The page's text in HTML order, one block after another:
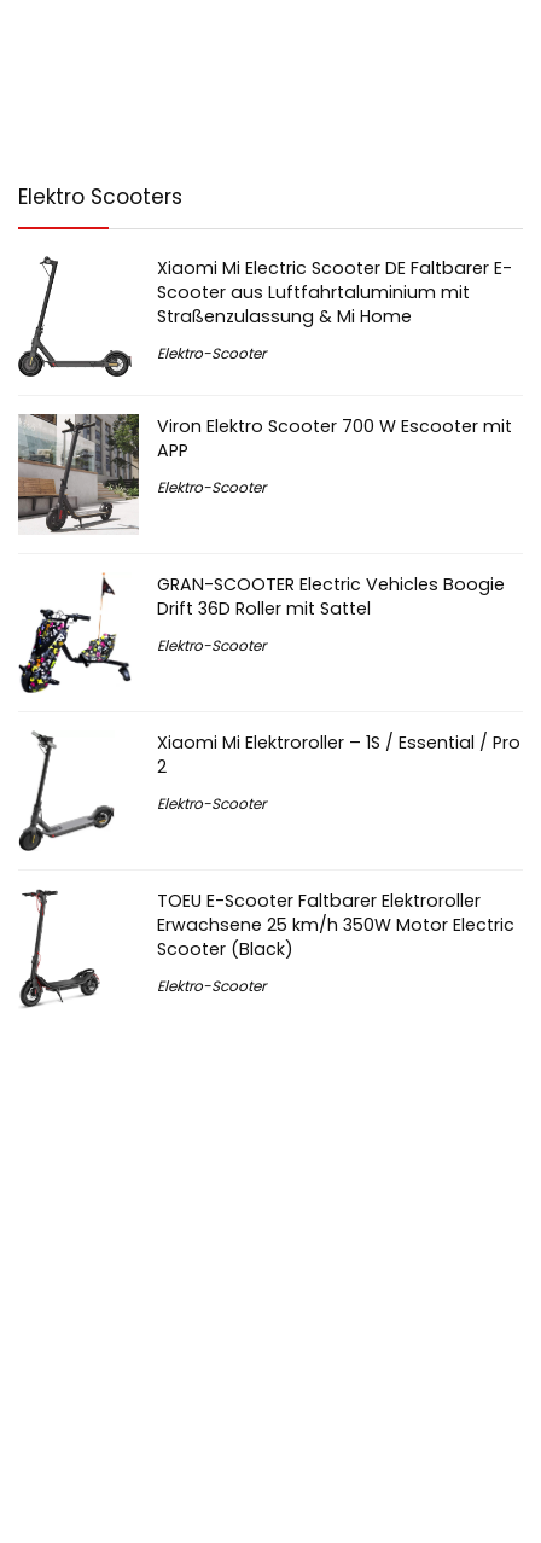
Elektro Scooters
Xiaomi Mi Electric Scooter DE Faltbarer E-
Scooter aus Luftfahrtaluminium mit
Straßenzulassung & Mi Home
Elektro-Scooter
Viron Elektro Scooter 700 W Escooter mit
APP
Elektro-Scooter
GRAN-SCOOTER Electric Vehicles Boogie
Drift 36D Roller mit Sattel
Elektro-Scooter
Xiaomi Mi Elektroroller – 1S / Essential / Pro
2
Elektro-Scooter
TOEU E-Scooter Faltbarer Elektroroller
Erwachsene 25 km/h 350W Motor Electric
Scooter (Black)
Elektro-Scooter